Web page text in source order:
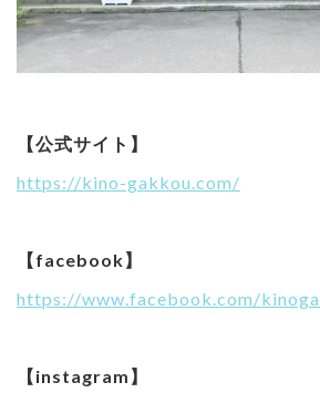
【公式サイト】
https://kino-gakkou.com/
【facebook】
https://www.facebook.com/
【instagram】